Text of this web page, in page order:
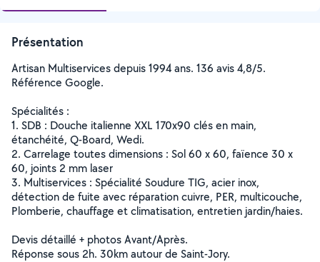
Présentation
Artisan Multiservices depuis 1994 ans. 136 avis 4,8/5.
Référence Google.
Spécialités :
1. SDB : Douche italienne XXL 170x90 clés en main,
étanchéité, Q-Board, Wedi.
2. Carrelage toutes dimensions : Sol 60 x 60, faïence 30 x
60, joints 2 mm laser
3. Multiservices : Spécialité Soudure TIG, acier inox,
détection de fuite avec réparation cuivre, PER, multicouche,
Plomberie, chauffage et climatisation, entretien jardin/haies.
Devis détaillé + photos Avant/Après.
Réponse sous 2h. 30km autour de Saint-Jory.